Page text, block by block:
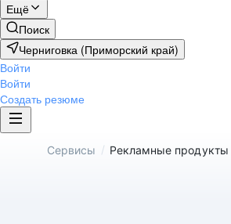
Ещё
Поиск
Черниговка (Приморский край)
Войти
Войти
Создать резюме
Сервисы / Рекламные продукты